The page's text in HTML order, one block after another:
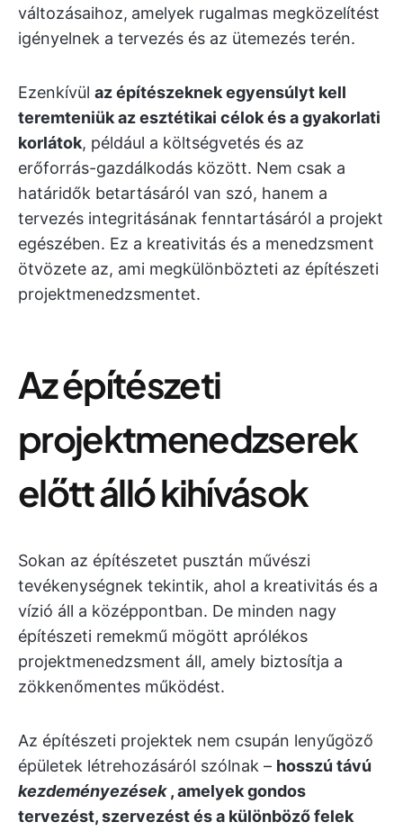
változásaihoz, amelyek rugalmas megközelítést
igényelnek a tervezés és az ütemezés terén.
Ezenkívül az építészeknek egyensúlyt kell
teremteniük az esztétikai célok és a gyakorlati
korlátok, például a költségvetés és az
erőforrás-gazdálkodás között. Nem csak a
határidők betartásáról van szó, hanem a
tervezés integritásának fenntartásáról a projekt
egészében. Ez a kreativitás és a menedzsment
ötvözete az, ami megkülönbözteti az építészeti
projektmenedzsmentet.
Az építészeti
projektmenedzserek
előtt álló kihívások
Sokan az építészetet pusztán művészi
tevékenységnek tekintik, ahol a kreativitás és a
vízió áll a középpontban. De minden nagy
építészeti remekmű mögött aprólékos
projektmenedzsment áll, amely biztosítja a
zökkenőmentes működést.
Az építészeti projektek nem csupán lenyűgöző
épületek létrehozásáról szólnak – hosszú távú
kezdeményezések, amelyek gondos
tervezést, szervezést és a különböző felek